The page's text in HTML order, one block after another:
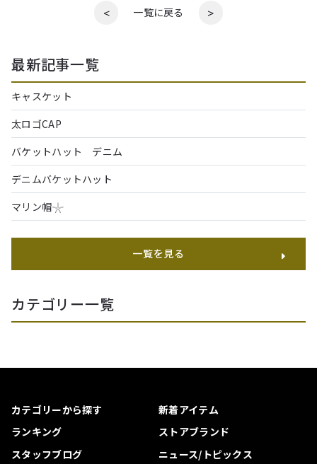
< 一覧に戻る >
最新記事一覧
キャスケット
太ロゴCAP
バケットハット デニム
デニムバケットハット
マリン帽𓇼
一覧を見る
カテゴリー一覧
カテゴリーから探す
新着アイテム
ランキング
ストアブランド
スタッフブログ
ニュース/トピックス